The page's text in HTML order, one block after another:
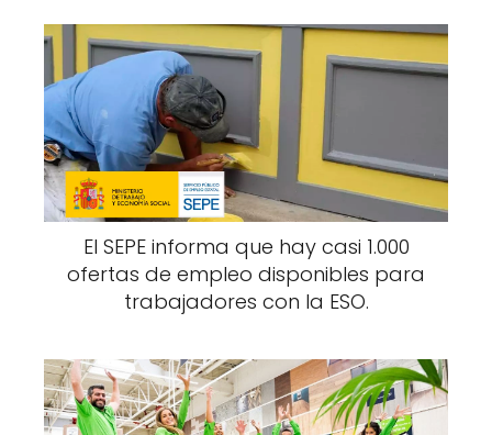
El SEPE informa que hay casi 1.000
ofertas de empleo disponibles para
trabajadores con la ESO.